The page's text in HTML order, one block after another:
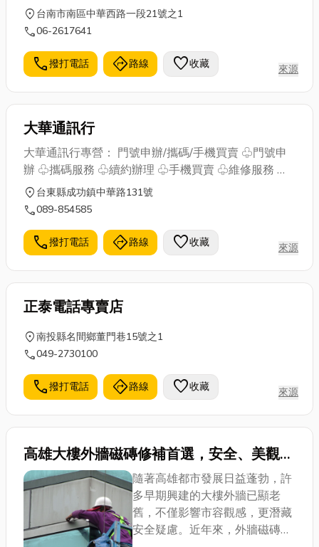
歡迎來電洽詢
location_on 台南市南區中華西路一段21號之1
call06-2617641
call撥打電話 directions路線 favorite收藏 來源
大華通訊行
大華通訊行專營： 門號申辦/攜碼/手機買賣 ♧門號申
辦 ♧攜碼服務 ♧續約辦理 ♧手機買賣 ♧維修服務 ♧
熱門3C配件 ♧諮詢服務
location_on 台東縣成功鎮中華路131號
call089-854585
call撥打電話 directions路線 favorite收藏 來源
正泰電話專賣店
location_on南投縣名間鄉董門巷15號之1
call049-2730100
call撥打電話 directions路線 favorite收藏 來源
高雄大樓外牆磁磚修補首選，安全、美觀，
耐久一次到位
隨著高雄都市發展日益蓬勃，許
多早期興建的大樓外牆已顯老
舊，不僅影響市容觀感，更潛藏
安全疑慮。近年來，外牆磁磚剝